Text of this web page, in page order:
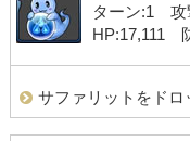
ターン:1 攻
HP:17,111
サファリットをドロ